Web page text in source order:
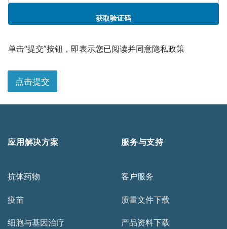
获取验证码
单击“提交”按钮，即表示您已阅读并同意隐私政策
点击提交
应用解决方案
抗体药物
疫苗
细胞与基因治疗
服务与支持
客户服务
质量文件下载
产品资料下载